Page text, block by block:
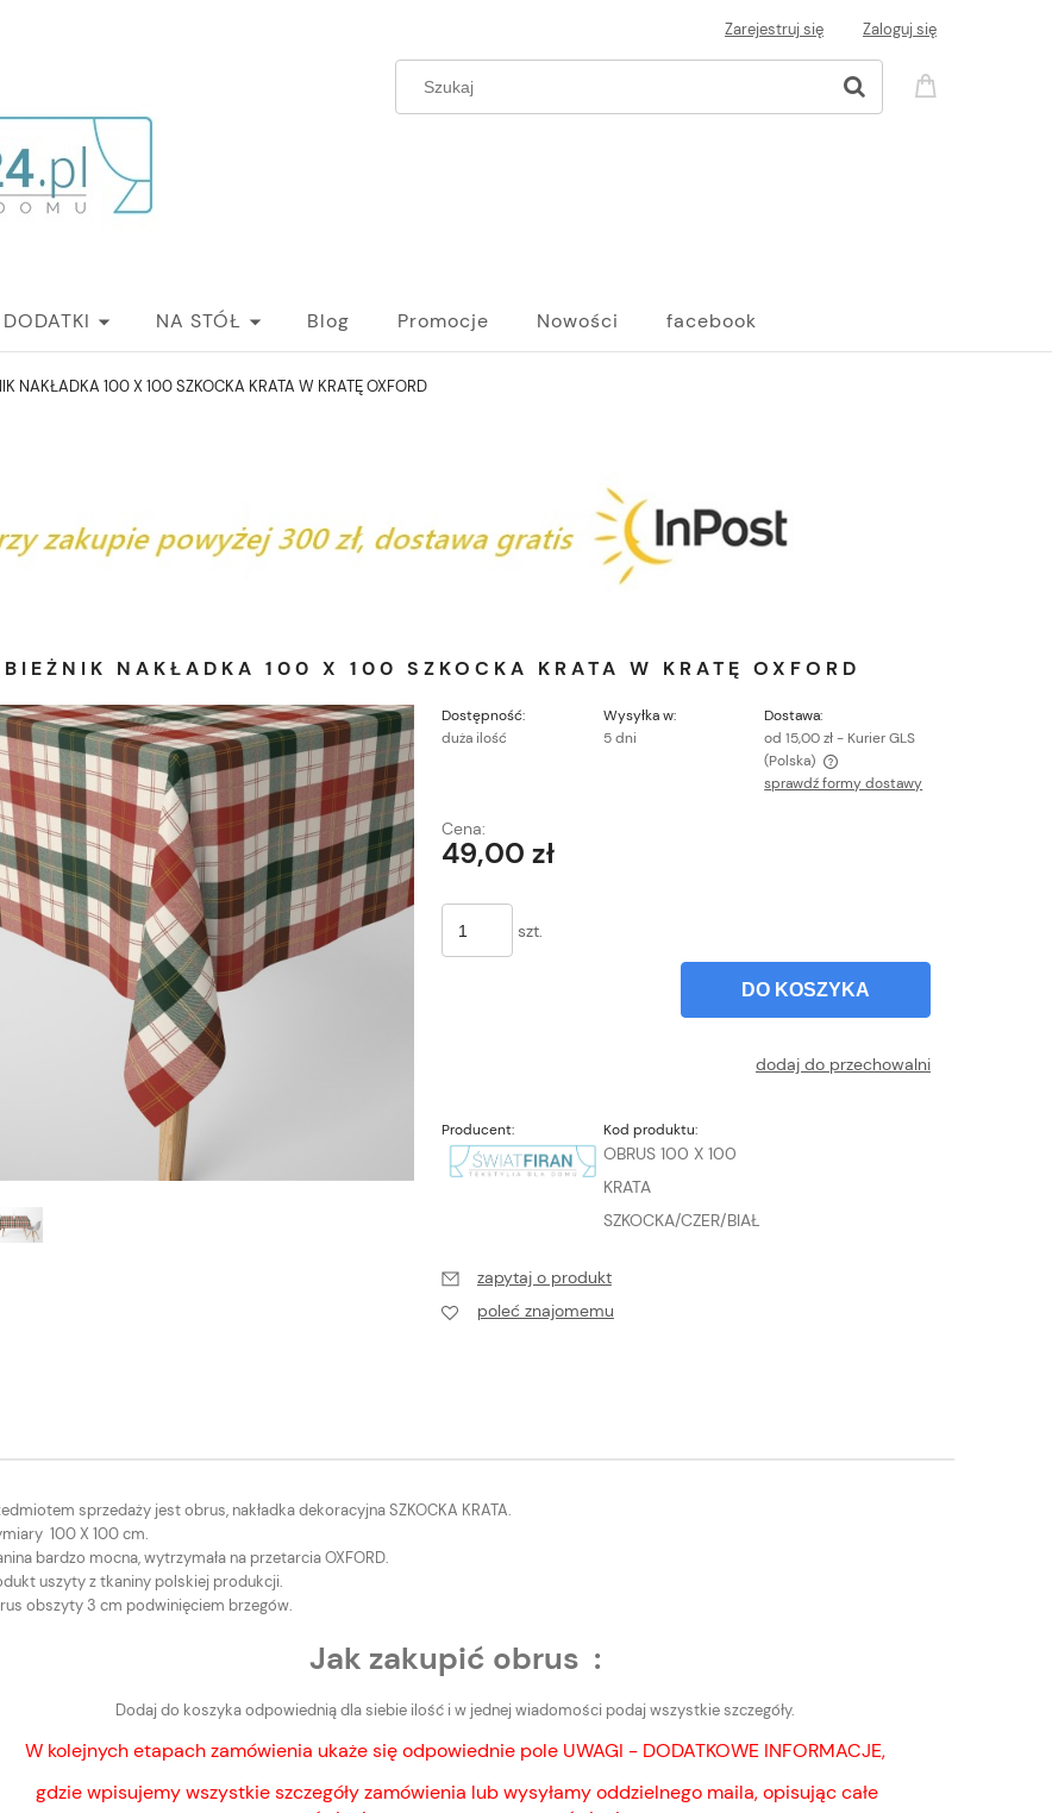
Zarejestruj się Zaloguj się
DODATKI NA STÓŁ Blog Promocje Nowości facebook
NAKŁADKA 100 X 100 SZKOCKA KRATA W KRATĘ OXFORD
BIEŻNIK NAKŁADKA 100 X 100 SZKOCKA KRATA W KRATĘ OXFORD
Dostępność:
duża ilość
Wysyłka w:
5 dni
Dostawa:
od 15,00 zł - Kurier GLS
(Polska)
sprawdź formy dostawy
Cena:
49,00 zł
szt.
DO KOSZYKA
dodaj do przechowalni
Producent: Kod produktu:
OBRUS 100 X 100
KRATA
SZKOCKA/CZER/BIAŁ
zapytaj o produkt
poleć znajomemu
sprzedaży jest obrus, nakładka dekoracyjna SZKOCKA KRATA.
100 X 100 cm.
bardzo mocna, wytrzymała na przetarcia OXFORD.
uszyty z tkaniny polskiej produkcji.
obszyty 3 cm podwinięciem brzegów.
Jak zakupić obrus :
Dodaj do koszyka odpowiednią dla siebie ilość i w jednej wiadomości podaj wszystkie szczegóły.
W kolejnych etapach zamówienia ukaże się odpowiednie pole UWAGI - DODATKOWE INFORMACJE,
gdzie wpisujemy wszystkie szczegóły zamówienia lub wysyłamy oddzielnego maila, opisując całe